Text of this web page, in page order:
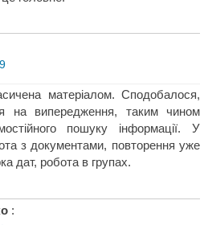
матеріалом. Сподобалося,
на випередження, таким чином
пошуку інформації. У
з документами, повторення уже
дат, робота в групах.
: